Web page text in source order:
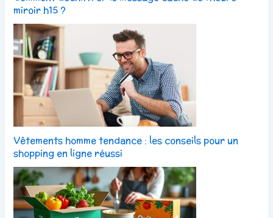
miroir h15 ?
Vêtements homme tendance : les conseils pour un
shopping en ligne réussi